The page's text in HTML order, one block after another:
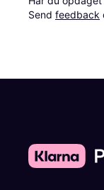
Send feedback